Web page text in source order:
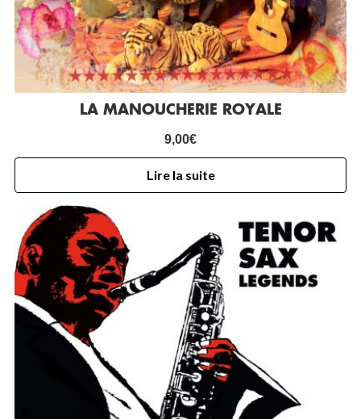
LA MANOUCHERIE ROYALE
9,00€
Lire la suite